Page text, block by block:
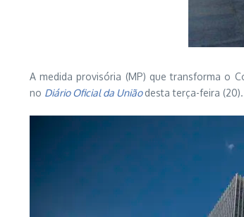
A medida provisória (MP) que transforma o
no Diário Oficial da Uniãodesta terça-feira